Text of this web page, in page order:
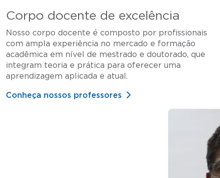
Corpo docente de excelência
Nosso corpo docente é composto por profissionais
com ampla experiência no mercado e formação
acadêmica em nível de mestrado e doutorado, que
integram teoria e prática para oferecer uma
aprendizagem aplicada e atual.
Conheça nossos professores